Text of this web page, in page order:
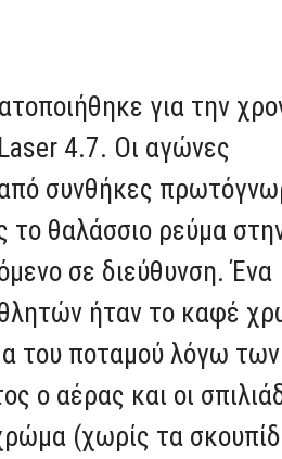
για την
4.7. Οι αγώνες
συνθήκες
το θαλάσσιο ρεύμα
σε διεύθυνση. Ένα
ήταν το καφέ
του ποταμού λόγω των
ο αέρας και οι
(χωρίς τα